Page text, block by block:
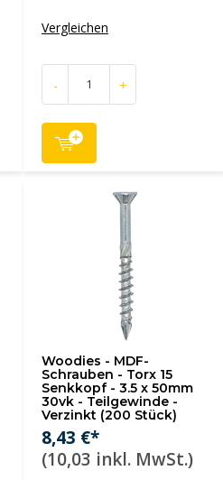
Vergleichen
- +
Woodies - MDF-
Schrauben - Torx 15
Senkkopf - 3.5 x 50mm
30vk - Teilgewinde -
Verzinkt (200 Stück)
8,43 €*
(10,03 inkl. MwSt.)